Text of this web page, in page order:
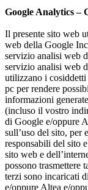
Google Analytics –
Il presente sito web
web della Google
servizio analisi web
servizio analisi web
utilizzano i
pc per rendere
informazioni
(incluso il vostro
di Google e/oppure
sull’uso del sito, per
responsabili del sito
sito web e
possono trasmettere
terzi sono incaricati
e/oppure Altea e/